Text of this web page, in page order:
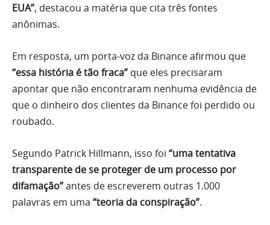
EUA”, destacou a matéria que cita três fontes
anônimas.
Em resposta, um porta-voz da Binance afirmou que
“essa história é tão fraca” que eles precisaram
apontar que não encontraram nenhuma evidência de
que o dinheiro dos clientes da Binance foi perdido ou
roubado.
Segundo Patrick Hillmann, isso foi “uma tentativa
transparente de se proteger de um processo por
difamação”antes de escreverem outras 1.000
palavras em uma “teoria da conspiração”.